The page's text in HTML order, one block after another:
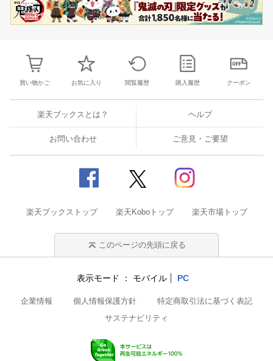
買い物かご お気に入り 閲覧履歴 購入履歴 クーポン
楽天ブックスとは？ ヘルプ
お問い合わせ ご意見・ご要望
楽天ブックストップ 楽天Koboトップ 楽天市場トップ
このページの先頭に戻る
表示モード モバイル PC
企業情報 個人情報保護方針
特定商取引法に基づく表記
サステナビリティ